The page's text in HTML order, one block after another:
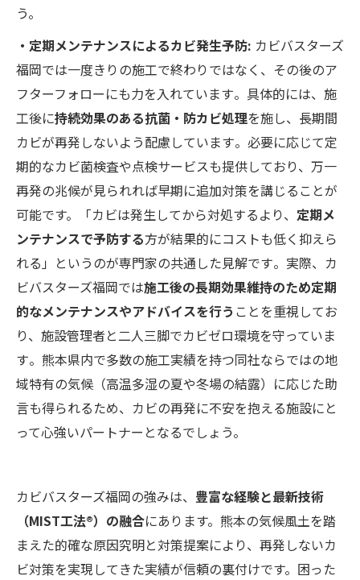
う。
・定期メンテナンスによるカビ発生予防: カビバスターズ
福岡では一度きりの施工で終わりではなく、その後のア
フターフォローにも力を入れています​。具体的には、施
工後に持続効果のある抗菌・防カビ処理を施し、長期間
カビが再発しないよう配慮しています​。必要に応じて定
期的なカビ菌検査や点検サービスも提供しており、万一
再発の兆候が見られれば早期に追加対策を講じることが
可能です。「カビは発生してから対処するより、 定期メ
ンテナンスで予防する方が結果的にコストも低く抑えら
れる」というのが専門家の共通した見解です​。実際、カ
ビバスターズ福岡では施工後の長期効果維持のため定期
的なメンテナンスやアドバイスを行う ことを重視してお
り、施設管理者と二人三脚でカビゼロ環境を守っていま
す​。熊本県内で多数の施工実績を持つ同社ならではの地
域特有の気候（高温多湿の夏や冬場の結露）に応じた助
言も得られるため、カビの再発に不安を抱える施設にと
って心強いパートナーとなるでしょう。
カビバスターズ福岡の強みは、 豊富な経験と最新技術
（MIST工法®）の融合にあります。熊本の気候風土を踏
まえた的確な原因究明と対策提案により、再発しないカ
ビ対策を実現してきた実績が信頼の裏付けです。困った